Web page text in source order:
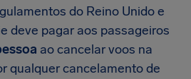
do Reino Unido e
deve pagar aos passageiros
ao cancelar voos na
qualquer cancelamento de